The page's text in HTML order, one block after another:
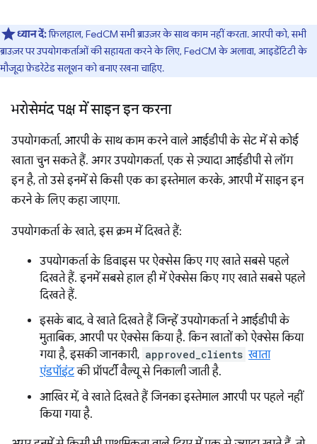
ध्यान दें:फ़िलहाल, FedCM सभी ब्राउज़र के साथ काम नहीं करता. आरपी को, सभी
ब्राउज़र पर उपयोगकर्ताओं की सहायता करने के लिए, FedCM के अलावा, आइडेंटिटी के
मौजूदा फ़ेडरेटेड सलूशन को बनाए रखना चाहिए.
भरोसेमंद पक्ष में साइन इन करना
उपयोगकर्ता, आरपी के साथ काम करने वाले आईडीपी के सेट में से कोई
खाता चुन सकते हैं. अगर उपयोगकर्ता, एक से ज़्यादा आईडीपी से लॉग
इन है, तो उसे इनमें से किसी एक का इस्तेमाल करके, आरपी में साइन इन
करने के लिए कहा जाएगा.
उपयोगकर्ता के खाते, इस क्रम में दिखते हैं:
उपयोगकर्ता के डिवाइस पर ऐक्सेस किए गए खाते सबसे पहले
दिखते हैं. इनमें सबसे हाल ही में ऐक्सेस किए गए खाते सबसे पहले
दिखते हैं.
इसके बाद, वे खाते दिखते हैं जिन्हें उपयोगकर्ता ने आईडीपी के
मुताबिक, आरपी पर ऐक्सेस किया है. किन खातों को ऐक्सेस किया
गया है, इसकी जानकारी, approved_clients खाता
एंडपॉइंटकी प्रॉपर्टी वैल्यू से निकाली जाती है.
आखिर में, वे खाते दिखते हैं जिनका इस्तेमाल आरपी पर पहले नहीं
किया गया है.